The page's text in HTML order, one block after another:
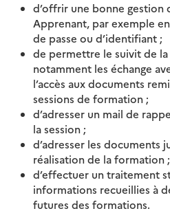
d’offrir une bonne gestion
Apprenant, par exemple
de passe ou d’identifiant ;
de permettre le suivit de
notamment les échange
l’accès aux documents
sessions de formation ;
d’adresser un mail de
la session ;
d’adresser les documents
réalisation de la formation ;
d’effectuer un traitement
informations recueillies à
futures des formations.